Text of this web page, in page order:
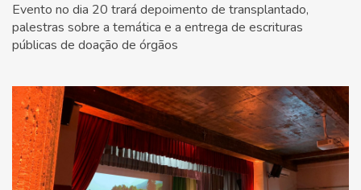
Evento no dia 20 trará depoimento de transplantado,
palestras sobre a temática e a entrega de escrituras
públicas de doação de órgãos